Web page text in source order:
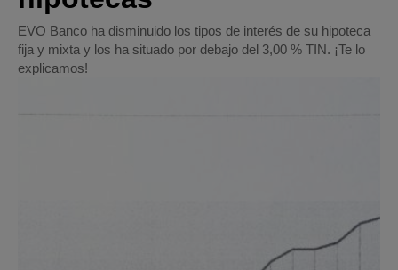
EVO Banco ha disminuido los tipos de interés de su hipoteca
fija y mixta y los ha situado por debajo del 3,00 % TIN. ¡Te lo
explicamos!